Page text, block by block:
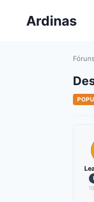
Ardinas
Fóruns